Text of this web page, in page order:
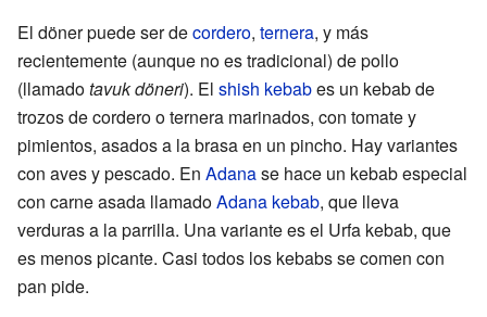
El döner puede ser decordero, ternera, y más
recientemente (aunque no es tradicional) de pollo
(llamadotavuk döneri). El shish kebabes un kebab de
trozos de cordero o ternera marinados, con tomate y
pimientos, asados a la brasa en un pincho. Hay variantes
con aves y pescado. En Adanase hace un kebab especial
con carne asada llamadoAdana kebab, que lleva
verduras a la parrilla. Una variante es el Urfa kebab, que
es menos picante. Casi todos los kebabs se comen con
pan pide.